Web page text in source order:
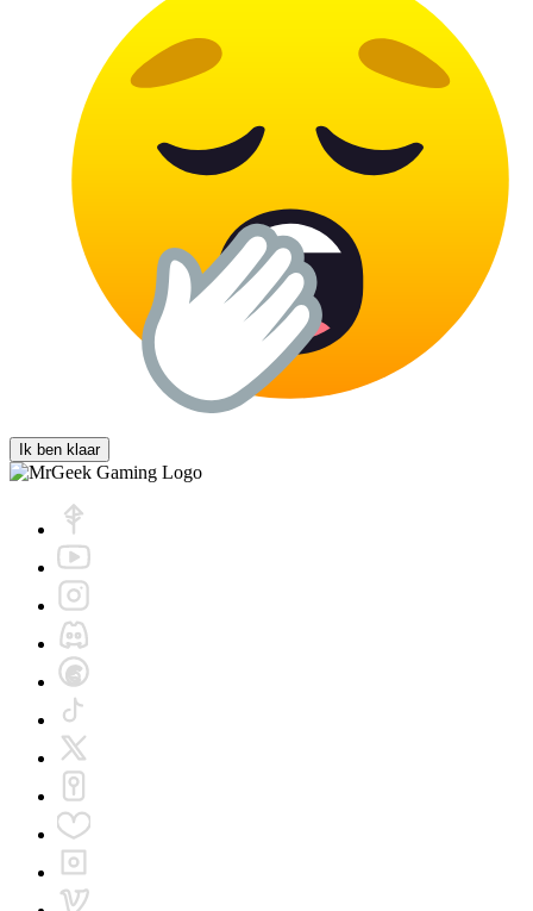
Ik ben klaar